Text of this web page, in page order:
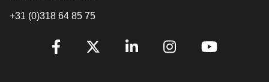
+31 (0)318 64 85 75
[_General:SocialMediaTitle]